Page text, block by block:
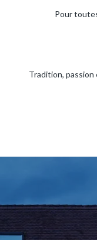
Pour
Tradition,